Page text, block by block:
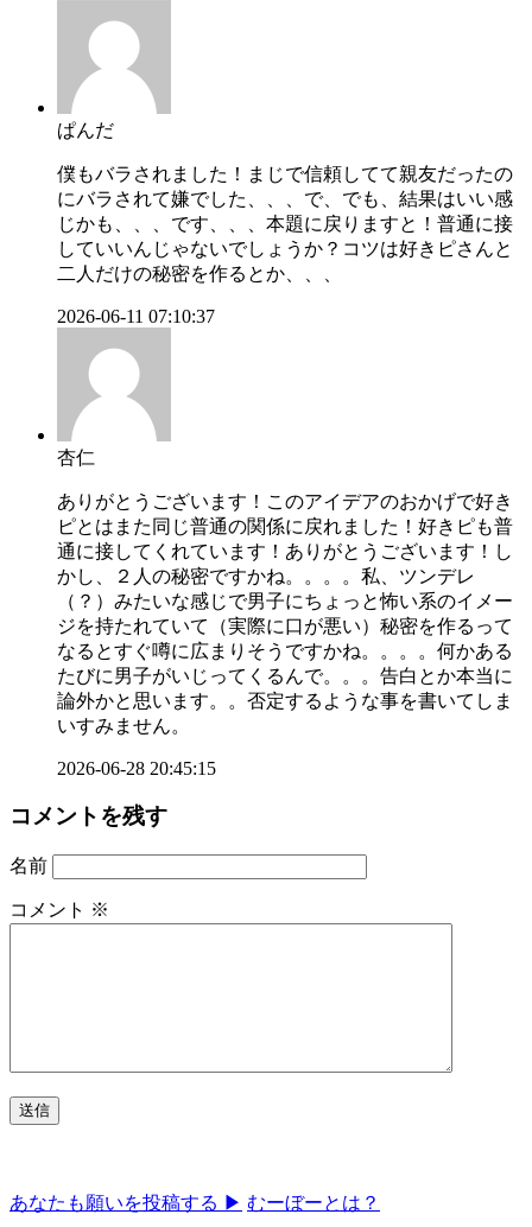
ぱんだ
僕もバラされました！まじで信頼してて親友だったの
にバラされて嫌でした、、、で、でも、結果はいい感
じかも、、、です、、、本題に戻りますと！普通に接
していいんじゃないでしょうか？コツは好きピさんと
二人だけの秘密を作るとか、、、
2026-06-11 07:10:37
杏仁
ありがとうございます！このアイデアのおかげで好き
ピとはまた同じ普通の関係に戻れました！好きピも普
通に接してくれています！ありがとうございます！し
かし、２人の秘密ですかね。。。。私、ツンデレ
（？）みたいな感じで男子にちょっと怖い系のイメー
ジを持たれていて（実際に口が悪い）秘密を作るって
なるとすぐ噂に広まりそうですかね。。。。何かある
たびに男子がいじってくるんで。。。告白とか本当に
論外かと思います。。否定するような事を書いてしま
いすみません。
2026-06-28 20:45:15
コメントを残す
名前
コメント ※
あなたも願いを投稿する ▶ むーぼーとは？